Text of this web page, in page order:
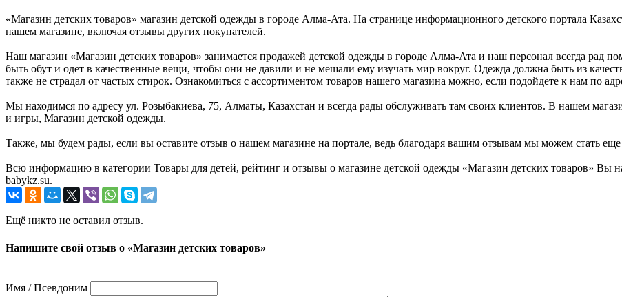
«Магазин детских товаров» магазин детской одежды в городе Алма-Ата. На странице информационного детского портала
нашем магазине, включая отзывы других покупателей.
Наш магазин «Магазин детских товаров» занимается продажей детской одежды в городе Алма-Ата и наш персонал всегда рад
быть обут и одет в качественные вещи, чтобы они не давили и не мешали ему изучать мир вокруг. Одежда должна быть из
также не страдал от частых стирок. Ознакомиться с ассортиментом товаров нашего магазина можно, если подойдете к нам по
Мы находимся по адресу ул. Розыбакиева, 75, Алматы, Казахстан и всегда рады обслуживать там своих клиентов. В нашем
и игры, Магазин детской одежды.
Также, мы будем рады, если вы оставите отзыв о нашем магазине на портале, ведь благодаря вашим отзывам мы можем стать
Всю информацию в категории Товары для детей, рейтинг и отзывы о магазине детской одежды «Магазин детских товаров» Вы
babykz.su.
Ещё никто не оставил отзыв.
Напишите свой отзыв о «Магазин детских товаров»
Имя / Псевдоним